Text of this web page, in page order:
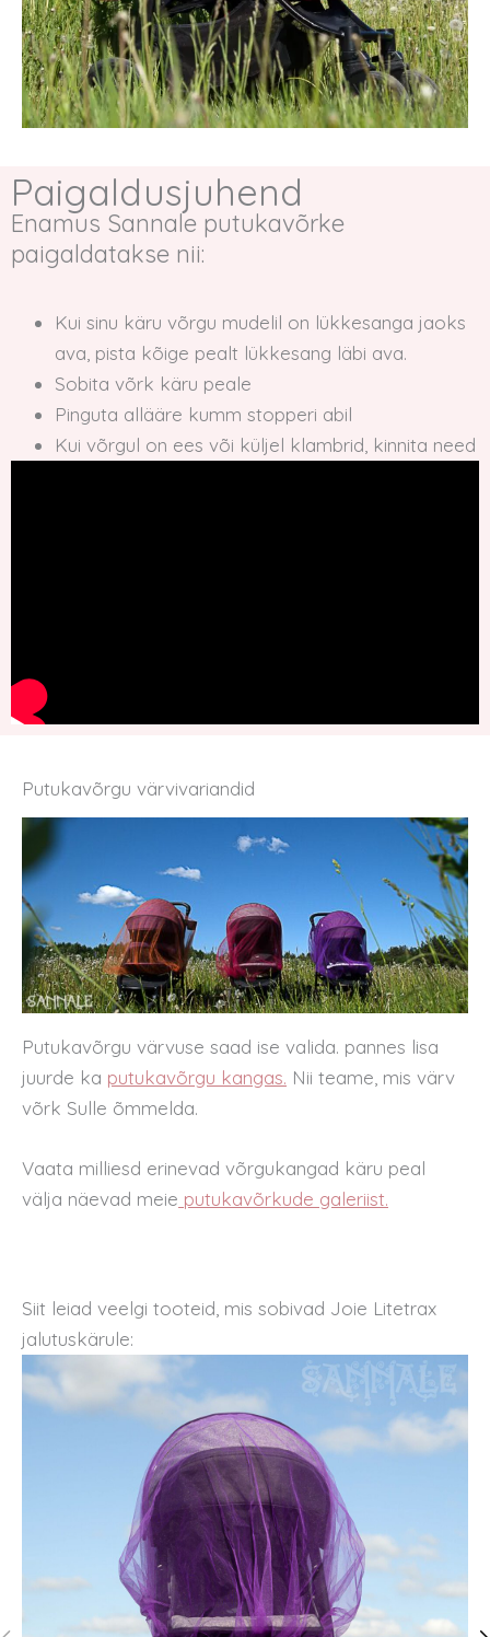
Paigaldusjuhend
Enamus Sannale putukavõrke
paigaldatakse nii:
Kui sinu käru võrgu mudelil on lükkesanga jaoks
ava, pista kõige pealt lükkesang läbi ava.
Sobita võrk käru peale
Pinguta allääre kumm stopperi abil
Kui võrgul on ees või küljel klambrid, kinnita need
Putukavõrgu värvivariandid
Putukavõrgu värvuse saad ise valida. pannes lisa
juurde ka putukavõrgu kangas. Nii teame, mis värv
võrk Sulle õmmelda.
Vaata milliesd erinevad võrgukangad käru peal
välja näevad meie putukavõrkude galeriist.
Siit leiad veelgi tooteid, mis sobivad Joie Litetrax
jalutuskärule: